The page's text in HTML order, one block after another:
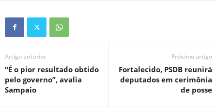
Artigo anterior
“É o pior resultado obtido
pelo governo”, avalia
Sampaio
Próximo artigo
Fortalecido, PSDB reunirá
deputados em cerimônia
de posse